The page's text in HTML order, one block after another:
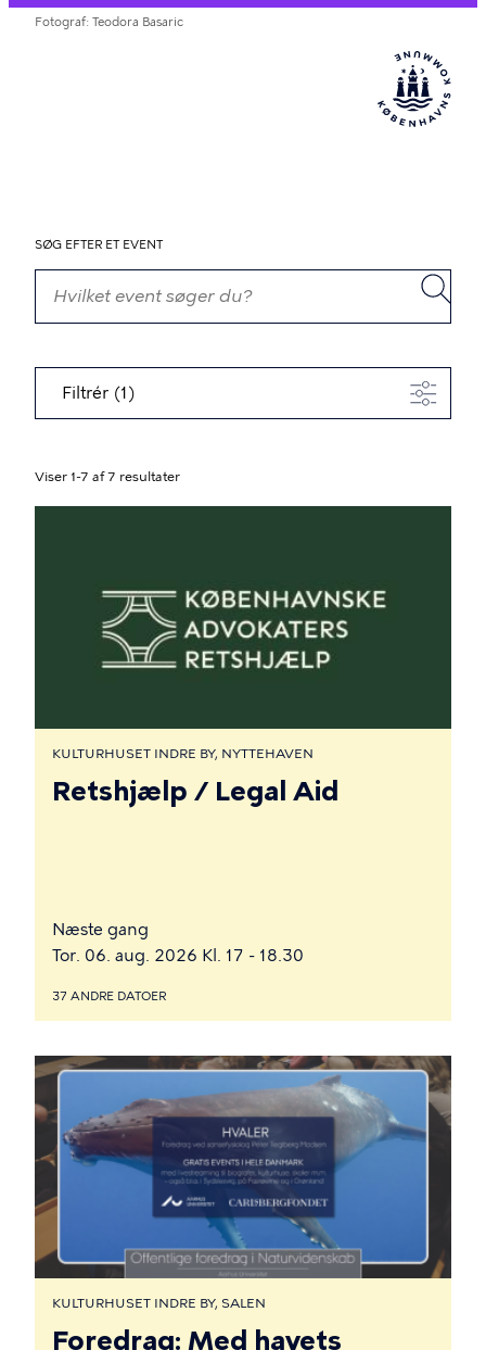
Fotograf Teodora Basaric
SØG EFTER ET EVENT
Filtrér (1)
Viser 1-7 af 7 resultater
KULTURHUSET INDRE BY, NYTTEHAVEN
Retshjælp / Legal Aid
Næste gang
Tor. 06. aug. 2026 Kl. 17 - 18.30
37 ANDRE DATOER
KULTURHUSET INDRE BY, SALEN
Foredrag: Med havets